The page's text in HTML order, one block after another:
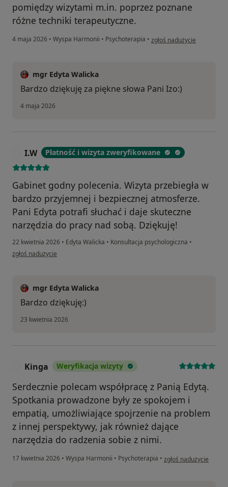
pomiędzy wizytami m.in. poprzez poznane
różne techniki terapeutyczne.
4 maja 2026 • Wyspa Harmonii • Psychoterapia • w opinii użytkownika
zgłoś nadużycie
mgr Edyta Walicka
Bardzo dziękuję za piękne słowa Pani Izo:)
4 maja 2026
I.W Płatność i wizyta zweryfikowane
Gabinet godny polecenia. Wizyta przebiegła w
bardzo przyjemnej i bezpiecznej atmosferze.
Pani Edyta potrafi słuchać i daje skuteczne
narzędzia do pracy nad sobą. Dziękuję!
22 kwietnia 2026 • Edyta Walicka • Konsultacja psychologiczna •
w opinii użytkownika I.W
zgłoś nadużycie
mgr Edyta Walicka
Bardzo dziękuję:)
23 kwietnia 2026
Kinga Weryfikacja wizyty
Serdecznie polecam współpracę z Panią Edytą.
Spotkania prowadzone były ze spokojem i
empatią, umożliwiające spojrzenie na problem
z innej perspektywy, jak również dające
narzędzia do radzenia sobie z nimi.
17 kwietnia 2026 • Wyspa Harmonii • Psychoterapia • w opinii użytkownika
zgłoś nadużycie